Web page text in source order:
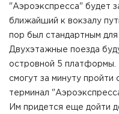
"Аэроэкспресса" будет
ближайший к вокзалу
пор был стандартным
Двухэтажные поезда
островной 5
смогут за минуту пройти
терминал
Им придется еще дойти